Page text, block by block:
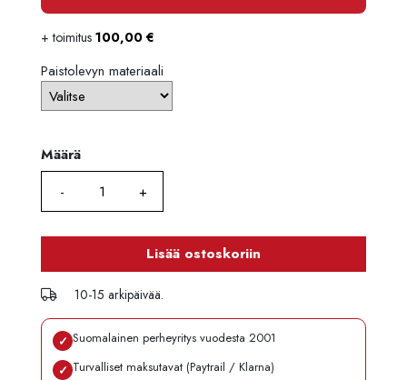
+ toimitus 100,00 €
Paistolevyn materiaali
Määrä
Määrä
Lisää ostoskoriin
10-15 arkipäivää.
✓ Suomalainen perheyritys vuodesta 2001
✓ Turvalliset maksutavat (Paytrail / Klarna)